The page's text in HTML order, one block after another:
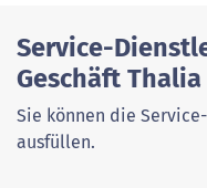
Service-
Geschäft
Sie können die
ausfüllen.